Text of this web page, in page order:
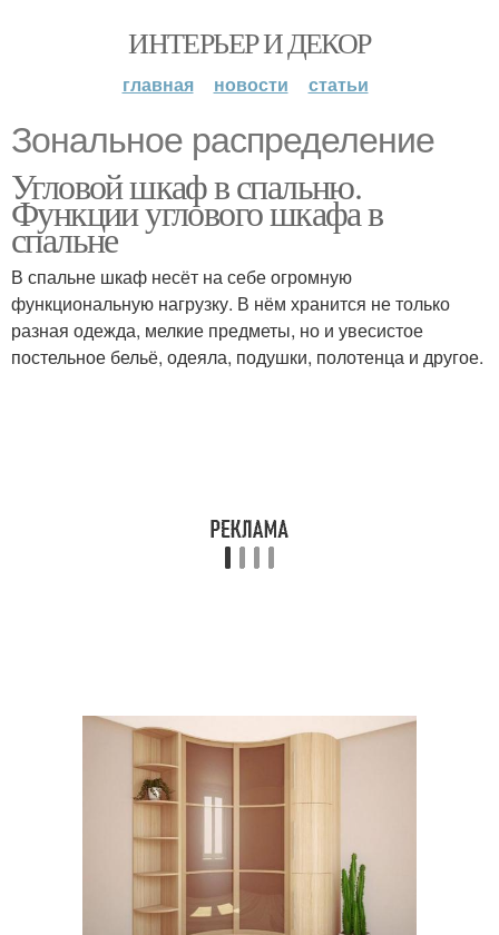
ИНТЕРЬЕР И ДЕКОР
главная новости статьи
Зональное распределение
Угловой шкаф в спальню.
Функции углового шкафа в
спальне
В спальне шкаф несёт на себе огромную
функциональную нагрузку. В нём хранится не только
разная одежда, мелкие предметы, но и увесистое
постельное бельё, одеяла, подушки, полотенца и другое.